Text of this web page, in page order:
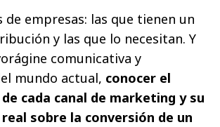
de empresas: las que tienen un
y las que lo necesitan. Y
comunicativa y
mundo actual, conocer el
cada canal de marketing y su
sobre la conversión de un